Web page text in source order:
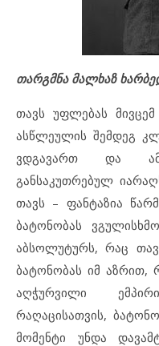
თარგმნა მალხაზ
თავს უფლებას
ასწლეულის შემდეგ
ვდგავართ და
განსაკუთრებულ
თავს – ფანტაზია
ბატონობას
აბსოლუტურს, რაც
ბატონობას იმ აზრით,
აღჭურვილი
რაღაცისათვის,
მომენტი უნდა